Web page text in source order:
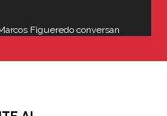
Figueredo conversan